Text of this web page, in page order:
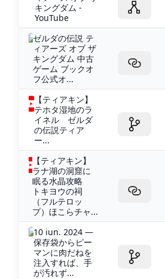
キングダム -
YouTube
ゼルダの伝説 テ
ィアーズ オブ ザ
キングダム 中古
ゲーム ブックオ
フ公式オ...
【ティアキン】
テホタ湿地のラ
イネル ゼルダ
の伝説ティア
ー...
【ティアキン】
ラナ湖の洞窟に
眠る水晶攻略
トキヨウの祠
（フルテロッ
プ）ほこらチャ...
10 iun. 2024 —
保存袋からピー
マンに肉だねを
注入すれば、手
が汚れず...